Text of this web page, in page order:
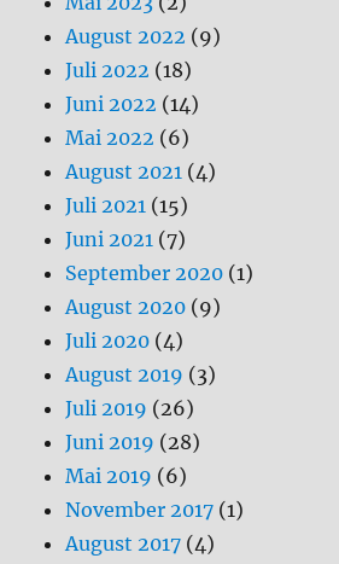
August 2022 (9)
Juli 2022 (18)
Juni 2022 (14)
Mai 2022 (6)
August 2021 (4)
Juli 2021 (15)
Juni 2021 (7)
September 2020 (1)
August 2020 (9)
Juli 2020 (4)
August 2019 (3)
Juli 2019 (26)
Juni 2019 (28)
Mai 2019 (6)
November 2017 (1)
August 2017 (4)